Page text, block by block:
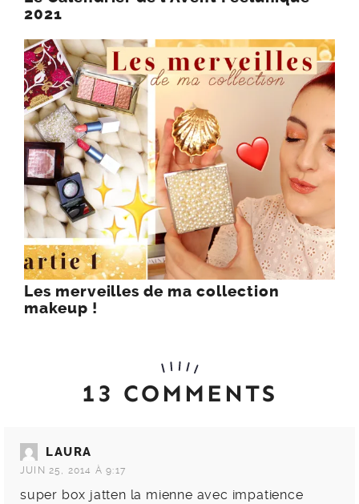
2021
Les merveilles de ma collection
makeup !
13 COMMENTS
LAURA
JUIN 25, 2014 À 9:17
super box jatten la mienne avec impatience